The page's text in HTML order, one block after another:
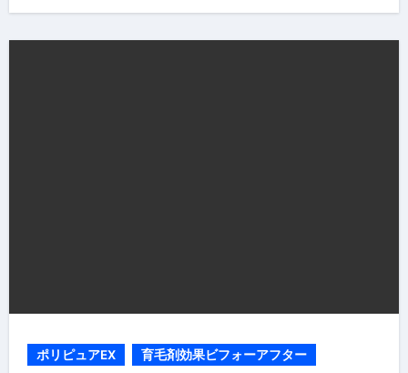
ポリピュアEX 育毛剤効果ビフォーアフター